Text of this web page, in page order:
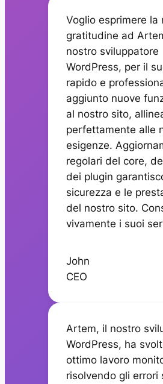
Voglio esprimere la
gratitudine ad
nostro sviluppatore
WordPress, per il
rapido e
aggiunto nuove
al nostro sito,
perfettamente alle
esigenze.
regolari del core,
dei plugin
sicurezza e le
del nostro sito.
vivamente i suoi
John
CEO
Artem, il nostro
WordPress, ha
ottimo lavoro
risolvendo gli errori